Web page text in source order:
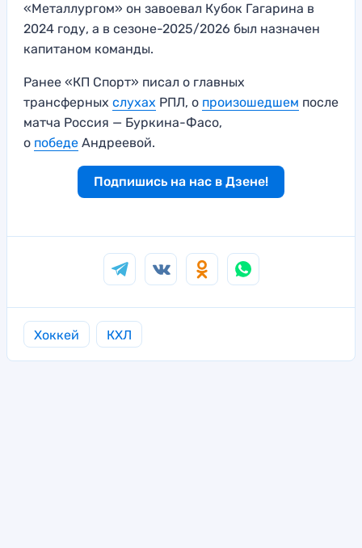
«Металлургом» он завоевал Кубок Гагарина в
2024 году, а в сезоне-2025/2026 был назначен
капитаном команды.
Ранее «КП Спорт» писал о главных
трансферных слухах РПЛ, о произошедшем после
матча Россия — Буркина-Фасо,
о победе Андреевой.
Подпишись на нас в Дзене!
Хоккей КХЛ